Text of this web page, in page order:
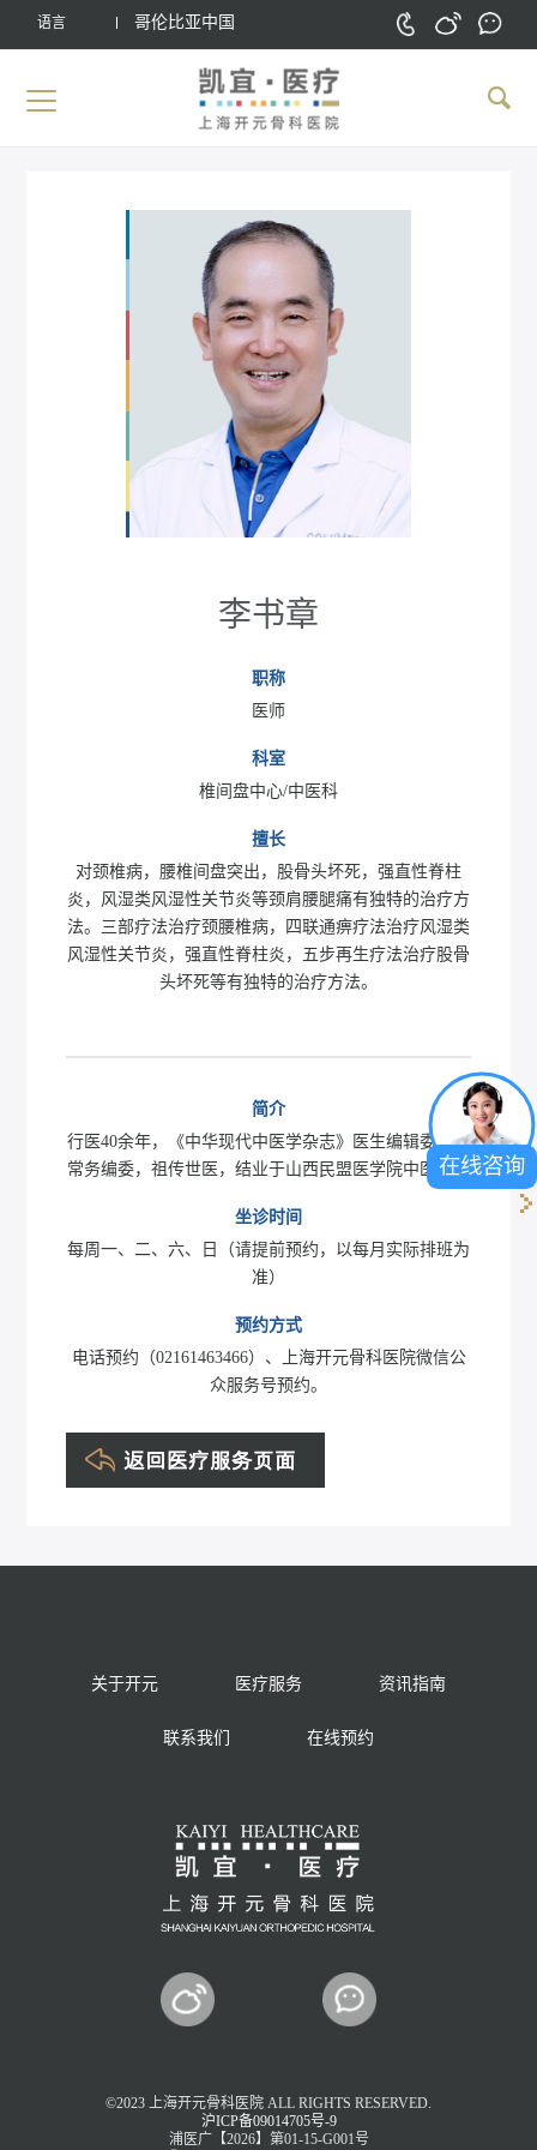
语言 哥伦比亚中国
李书章
职称
医师
科室
椎间盘中心/中医科
擅长
对颈椎病，腰椎间盘突出，股骨头坏死，强直性脊柱
炎，风湿类风湿性关节炎等颈肩腰腿痛有独特的治疗方
法。三部疗法治疗颈腰椎病，四联通痹疗法治疗风湿类
风湿性关节炎，强直性脊柱炎，五步再生疗法治疗股骨
头坏死等有独特的治疗方法。
简介
行医40余年，《中华现代中医学杂志》医生编辑委员会
常务编委，祖传世医，结业于山西民盟医学院中医班。
坐诊时间
每周一、二、六、日（请提前预约，以每月实际排班为
准）
预约方式
电话预约（02161463466）、上海开元骨科医院微信公
众服务号预约。
关于开元 医疗服务 资讯指南
联系我们 在线预约
©2023 上海开元骨科医院 ALL RIGHTS RESERVED.
沪ICP备09014705号-9
浦医广【2026】第01-15-G001号
在线咨询